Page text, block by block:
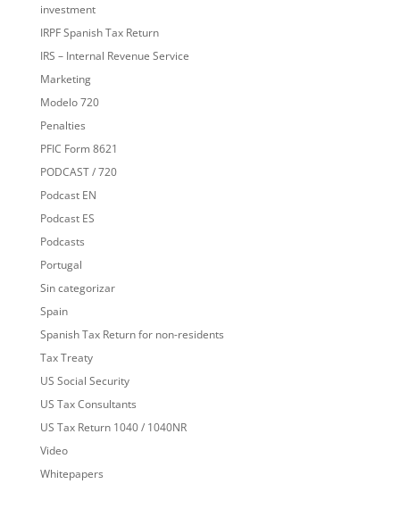
investment
IRPF Spanish Tax Return
IRS – Internal Revenue Service
Marketing
Modelo 720
Penalties
PFIC Form 8621
PODCAST / 720
Podcast EN
Podcast ES
Podcasts
Portugal
Sin categorizar
Spain
Spanish Tax Return for non-residents
Tax Treaty
US Social Security
US Tax Consultants
US Tax Return 1040 / 1040NR
Video
Whitepapers